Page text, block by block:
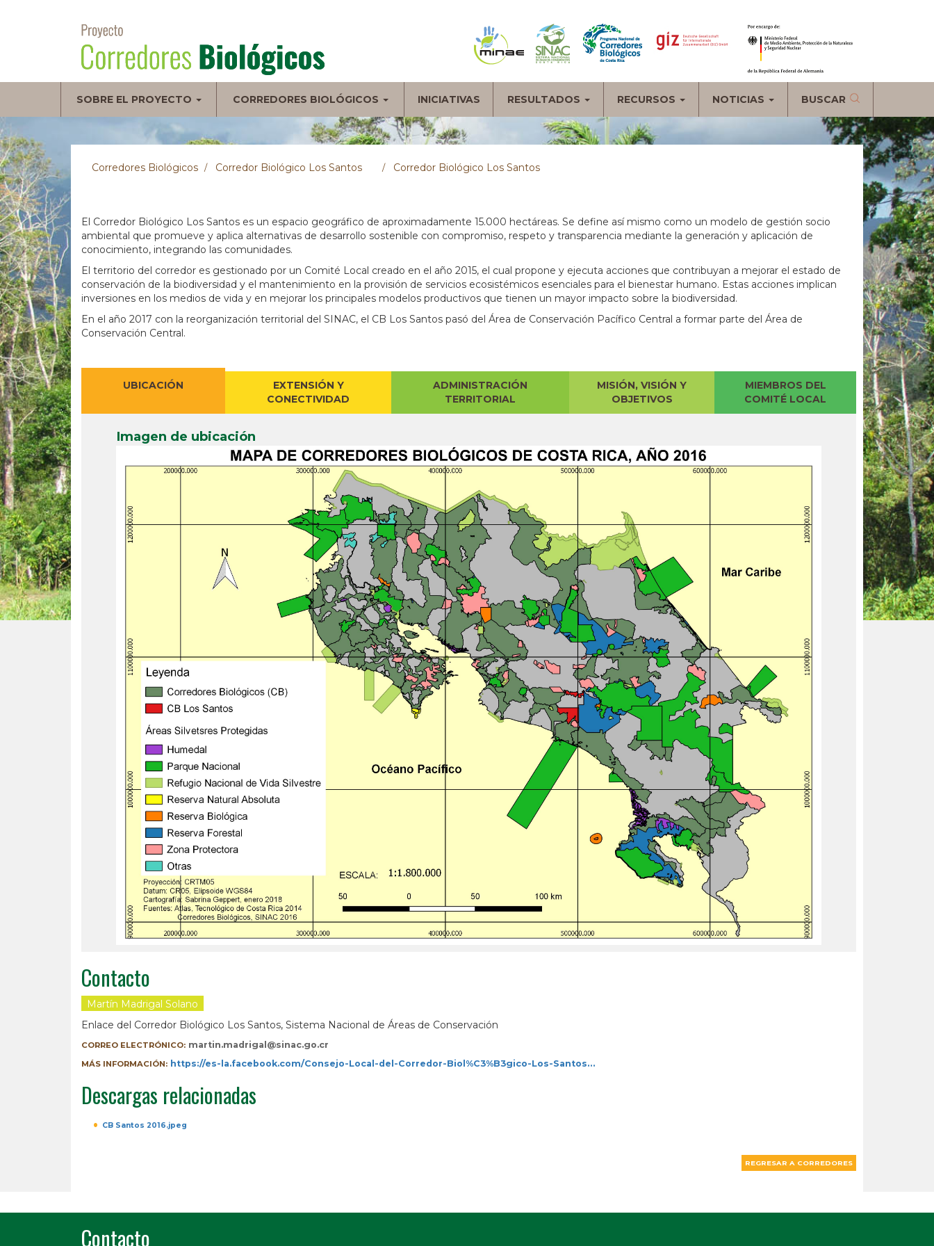
Navegación
principal
SOBRE EL PROYECTO CORREDORES BIOLÓGICOS INICIATIVAS RESULTADOS RECURSOS NOTICIAS BUSCAR
Corredores Biológicos Corredor Biológico Los Santos Corredor Biológico Los Santos
El Corredor Biológico Los Santos es un espacio geográfico de aproximadamente 15.000 hectáreas. Se define así mismo como un modelo de gestión socio
ambiental que promueve y aplica alternativas de desarrollo sostenible con compromiso, respeto y transparencia mediante la generación y aplicación de
conocimiento, integrando las comunidades.
El territorio del corredor es gestionado por un Comité Local creado en el año 2015, el cual propone y ejecuta acciones que contribuyan a mejorar el estado de
conservación de la biodiversidad y el mantenimiento en la provisión de servicios ecosistémicos esenciales para el bienestar humano. Estas acciones implican
inversiones en los medios de vida y en mejorar los principales modelos productivos que tienen un mayor impacto sobre la biodiversidad.
En el año 2017 con la reorganización territorial del SINAC, el CB Los Santos pasó del Área de Conservación Pacífico Central a formar parte del Área de
Conservación Central.
UBICACIÓN
EXTENSIÓN Y
CONECTIVIDAD
ADMINISTRACIÓN
TERRITORIAL
MISIÓN, VISIÓN Y
OBJETIVOS
MIEMBROS DEL
COMITÉ LOCAL
Imagen de ubicación
Contacto
Martín Madrigal Solano
Enlace del Corredor Biológico Los Santos, Sistema Nacional de Áreas de Conservación
CORREO ELECTRÓNICO: martin.madrigal@sinac.go.cr
MÁS INFORMACIÓN: https://es-la.facebook.com/Consejo-Local-del-Corredor-Biol%C3%B3gico-Los-Santos…
Descargas relacionadas
CB Santos 2016.jpeg
REGRESAR A CORREDORES
Contacto